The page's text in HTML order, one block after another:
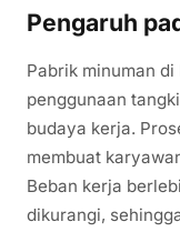
Pengaruh
Pabrik minuman
penggunaan
budaya kerja.
membuat
Beban kerja
dikurangi,